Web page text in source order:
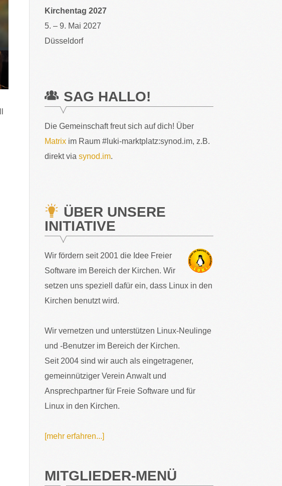
Kirchentag 2027
5. – 9. Mai 2027
Düsseldorf
SAG HALLO!
Die Gemeinschaft freut sich auf dich! Über
Matrix im Raum #luki-marktplatz:synod.im, z.B.
direkt viasynod.im.
ÜBER UNSERE
INITIATIVE
Wir fördern seit 2001 die Idee Freier
Software im Bereich der Kirchen. Wir
setzen uns speziell dafür ein, dass Linux in den
Kirchen benutzt wird.
Wir vernetzen und unterstützen Linux-Neulinge
und -Benutzer im Bereich der Kirchen.
Seit 2004 sind wir auch als eingetragener,
gemeinnütziger Verein Anwalt und
Ansprechpartner für Freie Software und für
Linux in den Kirchen.
[mehr erfahren...]
MITGLIEDER-MENÜ